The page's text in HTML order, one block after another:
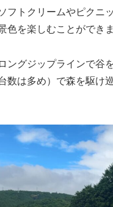
フトクリームやピクニ
色を楽しむことができま
ングジップラインで谷
数は多め）で森を駆け